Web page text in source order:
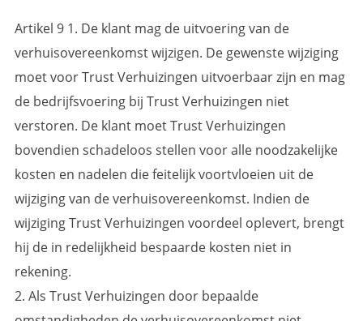
Artikel 9 1. De klant mag de uitvoering van de
verhuisovereenkomst wijzigen. De gewenste wijziging
moet voor Trust Verhuizingen uitvoerbaar zijn en mag
de bedrijfsvoering bij Trust Verhuizingen niet
verstoren. De klant moet Trust Verhuizingen
bovendien schadeloos stellen voor alle noodzakelijke
kosten en nadelen die feitelijk voortvloeien uit de
wijziging van de verhuisovereenkomst. Indien de
wijziging Trust Verhuizingen voordeel oplevert, brengt
hij de in redelijkheid bespaarde kosten niet in
rekening.
2. Als Trust Verhuizingen door bepaalde